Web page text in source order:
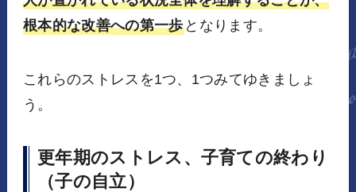
根本的な改善への第一歩 となります。
これらのストレスを1つ、1つみてゆきましょ
う。
更年期のストレス、子育ての終わり
（子の自立）